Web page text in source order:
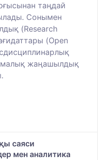
таңдай
Сонымен
(Research
(Open
жаңашылдық
саяси
мен аналитика